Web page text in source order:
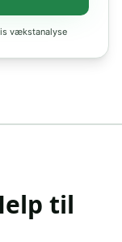
vækstanalyse
til